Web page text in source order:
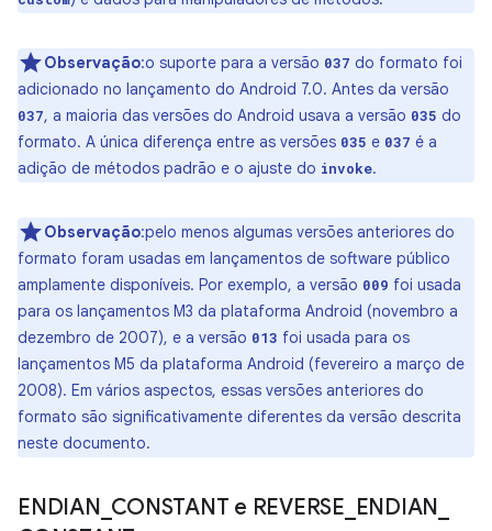
Observação:o suporte para a versão 037 do formato foi
adicionado no lançamento do Android 7.0. Antes da versão
037, a maioria das versões do Android usava a versão 035 do
formato. A única diferença entre as versões 035 e 037 é a
adição de métodos padrão e o ajuste do invoke.
Observação:pelo menos algumas versões anteriores do
formato foram usadas em lançamentos de software público
amplamente disponíveis. Por exemplo, a versão 009 foi usada
para os lançamentos M3 da plataforma Android (novembro a
dezembro de 2007), e a versão 013 foi usada para os
lançamentos M5 da plataforma Android (fevereiro a março de
2008). Em vários aspectos, essas versões anteriores do
formato são significativamente diferentes da versão descrita
neste documento.
ENDIAN CONSTANT e REVERSE ENDIAN